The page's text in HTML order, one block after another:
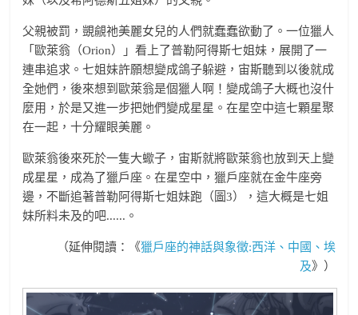
父親被罰，覬覦祂美麗女兒的人們就蠢蠢欲動了。一位獵人
「歐萊翁（Orion）」看上了普勒阿得斯七姐妹，展開了一
連串追求。七姐妹許願想變成鴿子躲避，宙斯聽到以後就成
全她們，後來想到歐萊翁是個獵人啊！變成鴿子大概也沒什
麼用，於是又進一步把她們變成星星。在星空中這七顆星聚
在一起，十分耀眼美麗。
歐萊翁後來死於一隻大蠍子，宙斯就將歐萊翁也放到天上變
成星星，成為了獵戶座。在星空中，獵戶座就在金牛座旁
邊，不斷追著普勒阿得斯七姐妹跑（圖3），這大概是七姐
妹所料未及的吧......。
（延伸閱讀：《獵戶座的神話與象徵:西洋、中國、埃
及》）